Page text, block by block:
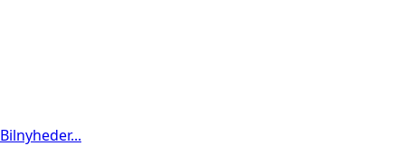
Bilnyheder...